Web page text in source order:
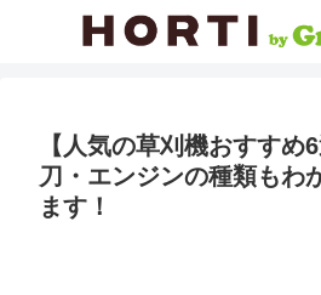
【人気の草刈機おすすめ
刀・エンジンの種類もわ
ます！